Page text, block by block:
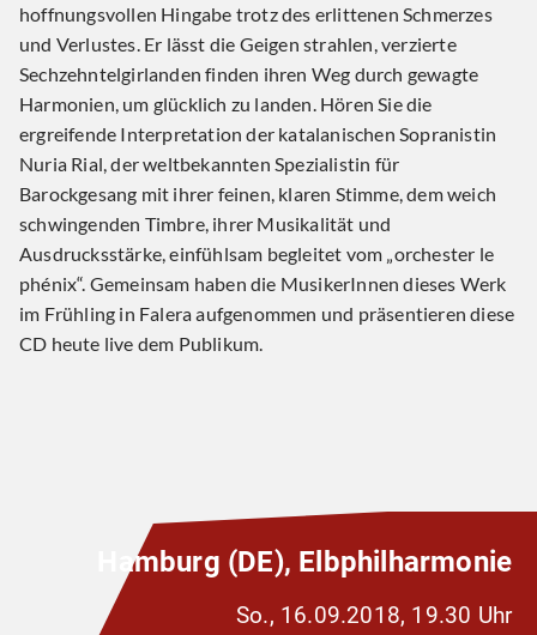
hoffnungsvollen Hingabe trotz des erlittenen Schmerzes
und Verlustes. Er lässt die Geigen strahlen, verzierte
Sechzehntelgirlanden finden ihren Weg durch gewagte
Harmonien, um glücklich zu landen. Hören Sie die
ergreifende Interpretation der katalanischen Sopranistin
Nuria Rial, der weltbekannten Spezialistin für
Barockgesang mit ihrer feinen, klaren Stimme, dem weich
schwingenden Timbre, ihrer Musikalität und
Ausdrucksstärke, einfühlsam begleitet vom „orchester le
phénix“. Gemeinsam haben die MusikerInnen dieses Werk
im Frühling in Falera aufgenommen und präsentieren diese
CD heute live dem Publikum.
Hamburg (DE), Elbphilharmonie
So., 16.09.2018, 19.30 Uhr